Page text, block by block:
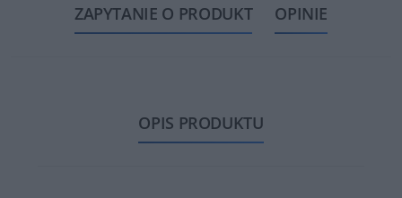
ZAPYTANIE O PRODUKT
OPINIE
OPIS PRODUKTU